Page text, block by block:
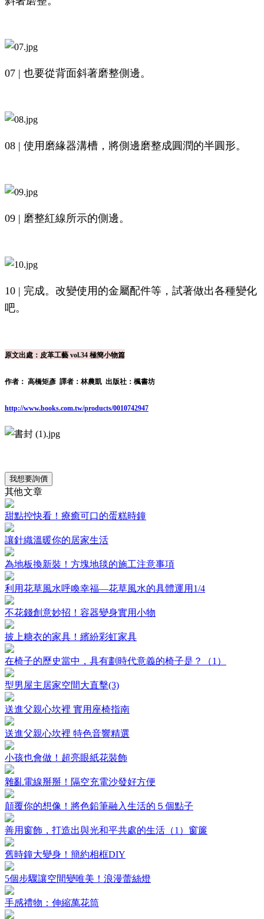
07 | 也要從背面斜著磨整側邊。
08 | 使用磨緣器溝槽，將側邊磨整成圓潤的半圓形。
09 | 磨整紅線所示的側邊。
10 | 完成。改變使用的金屬配件等，試著做出各種變化
吧。
原文出處：皮革工藝 vol.34 極簡小物篇
作者： 高橋矩彥 譯者：林農凱 出版社：楓書坊
http://www.books.com.tw/products/0010742947
我想要詢價
其他文章
甜點控快看！療癒可口的蛋糕時鐘
讓針織溫暖你的居家生活
為地板換新裝！方塊地毯的施工注意事項
利用花草風水呼喚幸福—花草風水的具體運用1/4
不花錢創意妙招！容器變身實用小物
披上糖衣的家具！繽紛彩虹家具
在椅子的歷史當中，具有劃時代意義的椅子是？（1）
型男屋主居家空間大直擊(3)
送進父親心坎裡 實用座椅指南
送進父親心坎裡 特色音響精選
小孩也會做！超亮眼紙花裝飾
雜亂電線掰掰！隔空充電沙發好方便
顛覆你的想像！將色鉛筆融入生活的５個點子
善用窗飾，打造出與光和平共處的生活（1）窗簾
舊時鐘大變身！簡約相框DIY
5個步驟讓空間變唯美！浪漫蕾絲燈
手感禮物：伸縮萬花筒